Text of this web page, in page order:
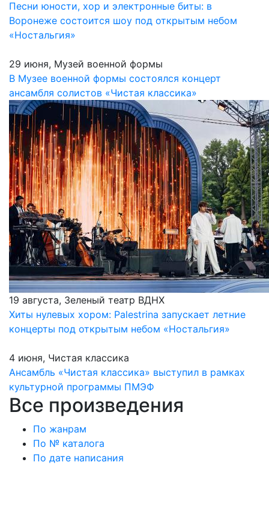
Песни юности, хор и электронные биты: в
Воронеже состоится шоу под открытым небом
«Ностальгия»
29 июня, Музей военной формы
В Музее военной формы состоялся концерт
ансамбля солистов «Чистая классика»
19 августа, Зеленый театр ВДНХ
Хиты нулевых хором: Palestrina запускает летние
концерты под открытым небом «Ностальгия»
4 июня, Чистая классика
Ансамбль «Чистая классика» выступил в рамках
культурной программы ПМЭФ
Все произведения
По жанрам
По № каталога
По дате написания